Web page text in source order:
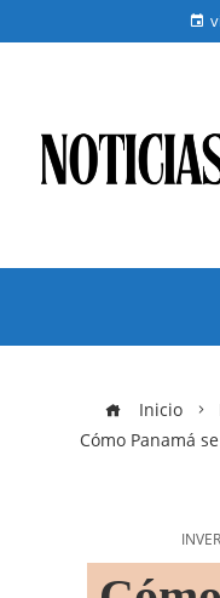
Inicio
Cómo Panamá